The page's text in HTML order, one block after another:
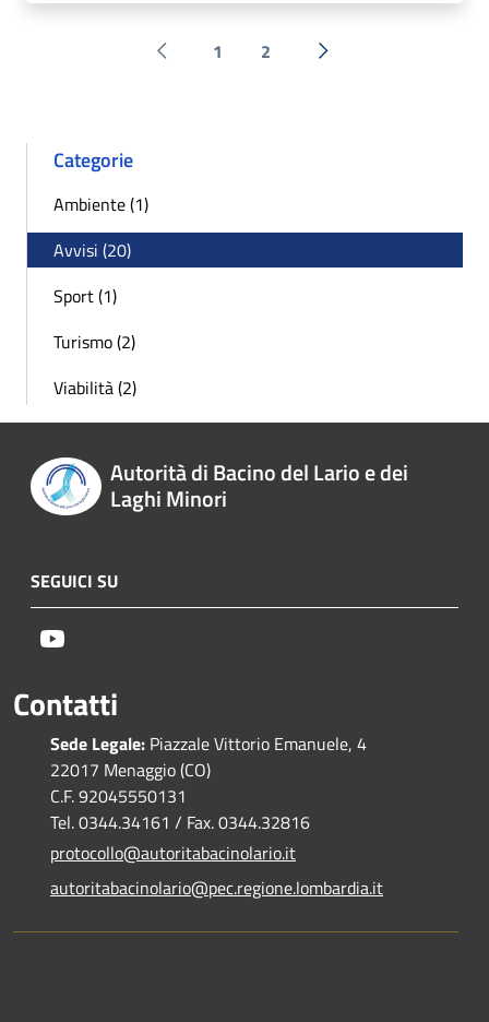
Pagina precedente
1 2 Successiva »
Categorie
Ambiente (1)
Avvisi (20)
Sport (1)
Turismo (2)
Viabilità (2)
Autorità di Bacino del Lario e dei
Laghi Minori
SEGUICI SU
Contatti
Sede Legale: Piazzale Vittorio Emanuele, 4
22017 Menaggio (CO)
C.F. 92045550131
Tel. 0344.34161 / Fax. 0344.32816
protocollo@autoritabacinolario.it
autoritabacinolario@pec.regione.lombardia.it